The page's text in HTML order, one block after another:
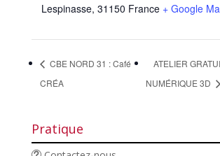
Lespinasse, 31150 France + Google
CBE NORD 31 : Café
CRÉA
ATELIER
NUMÉRIQUE 3D
Pratique